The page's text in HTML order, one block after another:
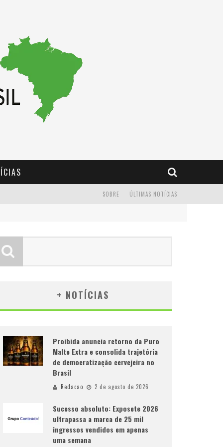
ÚLTIMAS NOTÍCIAS
SOBRE
+ NOTÍCIAS
Proibida anuncia retorno da Puro
Malte Extra e consolida trajetória
de democratização cervejeira no
Brasil
Redacao 2 de agosto de 2026
Sucesso absoluto: Exposete 2026
ultrapassa a marca de 25 mil
ingressos vendidos em apenas
uma semana